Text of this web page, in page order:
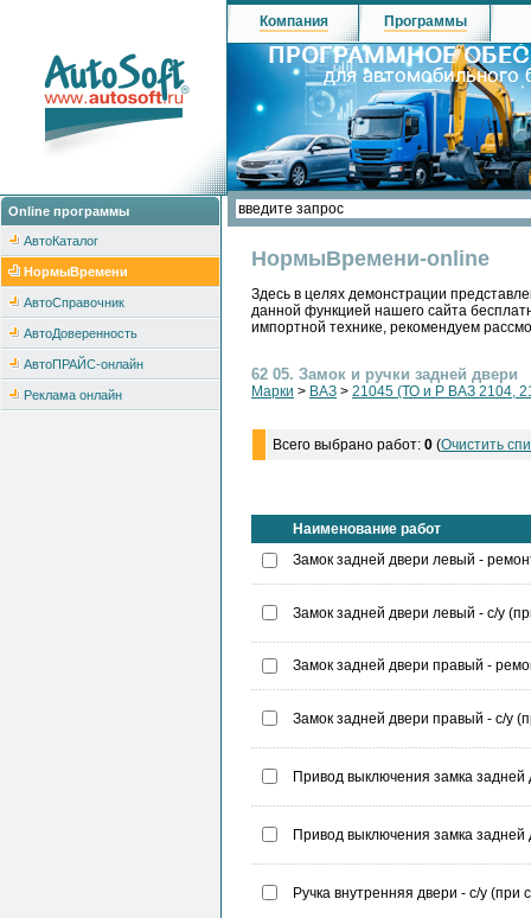
Online программы
АвтоКаталог
НормыВремени
АвтоСправочник
АвтоДоверенность
АвтоПРАЙС-онлайн
Реклама онлайн
Компания Программы
НормыВремени-online
Здесь в целях демонстрации
данной функцией нашего сайта
импортной технике, рекомендуем
62 05. Замок и ручки задней двери
Марки > ВАЗ > 21045 (ТО и Р ВАЗ 2104,
Всего выбрано работ: 0 (Очистить
Наименование работ
Замок задней двери левый -
Замок задней двери левый - с/у
Замок задней двери правый -
Замок задней двери правый - с/у
Привод выключения замка задней
Привод выключения замка задней
Ручка внутренняя двери - с/у (при